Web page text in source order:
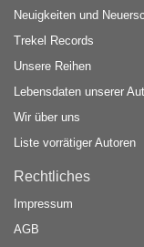
Neuigkeiten und
Trekel Records
Unsere Reihen
Lebensdaten unserer
Wir über uns
Liste vorrätiger Autoren
Rechtliches
Impressum
AGB